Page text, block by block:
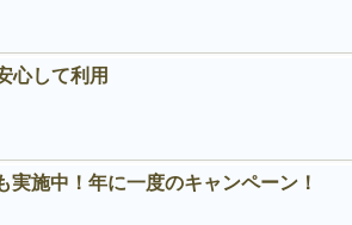
心して利用
施中！年に一度のキャンペーン！